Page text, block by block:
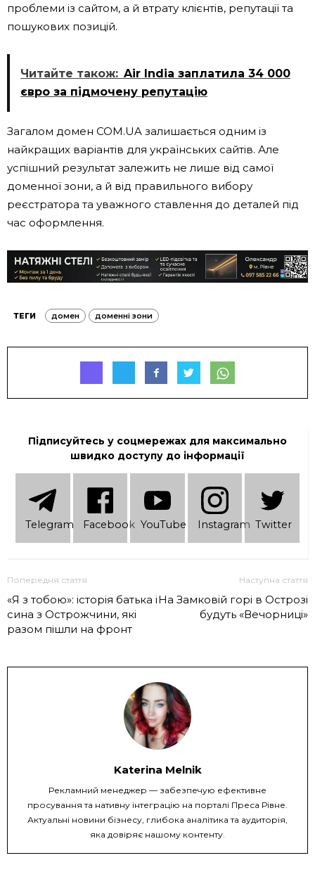
проблеми із сайтом, а й втрату клієнтів, репутації та
пошукових позицій.
Читайте також: Air India заплатила 34 000
євро за підмочену репутацію
Загалом домен COM.UA залишається одним із
найкращих варіантів для українських сайтів. Але
успішний результат залежить не лише від самої
доменної зони, а й від правильного вибору
реєстратора та уважного ставлення до деталей під
час оформлення.
ТЕГИ домен доменні зони
Підписуйтесь у соцмережах для максимально
швидко доступу до інформації
Telеgram Facebook YouTube Instagram Twitter
Попередня стаття
«Я з тобою»: історія батька і
сина з Острожчини, які
разом пішли на фронт
Наступна стаття
На Замковій горі в Острозі
будуть «Вечорниці»
Katerina Melnik
Рекламний менеджер — забезпечую ефективне
просування та нативну інтеграцію на порталі Преса Рівне.
Актуальні новини бізнесу, глибока аналітика та аудиторія,
яка довіряє нашому контенту.